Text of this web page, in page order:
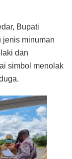
Bupati
jenis minuman
dan
simbol menolak